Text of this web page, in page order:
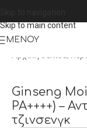
Skip to main content
ΜΕΝΟΎ
Ginseng
PA++++) –
τζινσενγκ